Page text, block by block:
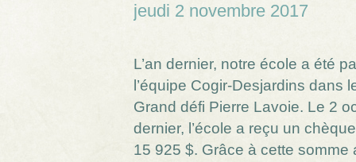
jeudi 2 novembre 2017
L’an dernier, notre école a été
l’équipe Cogir-Desjardins dans
Grand défi Pierre Lavoie. Le 2
dernier, l’école a reçu un
15 925 $. Grâce à cette somme